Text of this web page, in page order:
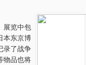
展览中包
本东京博
录了战争
物品也将